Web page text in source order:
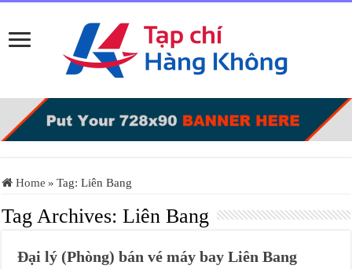
Home » Tag:Liên Bang
Tag Archives:Liên Bang
Đại lý (Phòng) bán vé máy bay Liên Bang